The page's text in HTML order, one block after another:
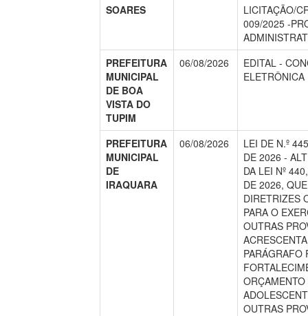
SOARES
LICITAÇÃO/
009/2025 -
PREFEITURA
MUNICIPAL
DE BOA
VISTA DO
TUPIM
06/08/2026
EDITAL -
PREFEITURA
MUNICIPAL
DE
IRAQUARA
06/08/2026
LEI DE N.º
DE 2026 -
DA LEI Nº
DE 2026,
DIRETRIZES
PARA O
OUTRAS
PARÁGRAFO
OUTRAS